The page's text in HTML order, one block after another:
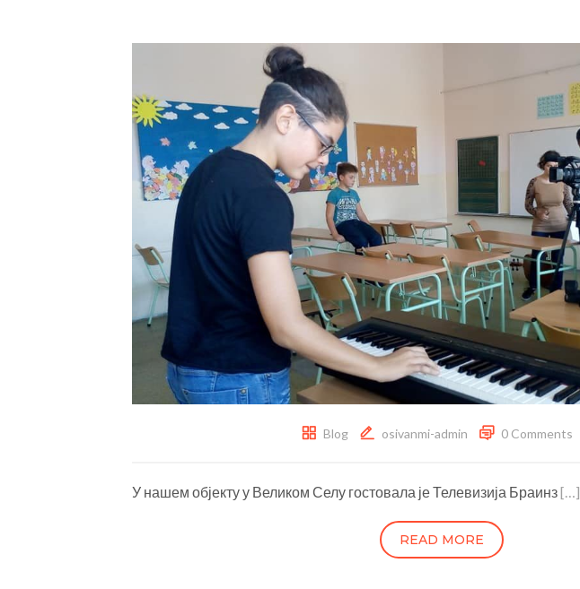
Blog osivanmi-admin 0 Comments
У нашем објекту у Великом Селу гостовала је Телевизија Браинз[…]
READ MORE